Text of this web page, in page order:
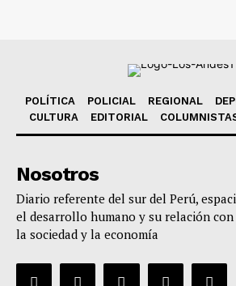
POLÍTICA POLICIAL REGIONAL
CULTURA
EDITORIAL
Nosotros
Diario referente del sur del Perú,
el desarrollo humano y su relación con
la sociedad y la economía